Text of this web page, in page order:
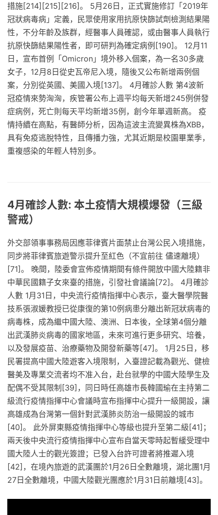
措施[214][215][216]。 5月26日，正式實施修訂「2019年
冠狀病毒病」定義，民眾使用家用抗原快篩試劑檢測結果陽
性，不分年齡及族群，經醫事人員確認，或由醫事人員執行
抗原快篩結果陽性者，即可研判為確定病例[190]。 12月11
日，宣布首例「Omicron」境外移入個案，為一名30多歲
女子，12月8日從史瓦帝尼入境，隨後又公布新增兩例個
案，分別從英國、美國入境[137]。 4月確診人數 第4波新
冠疫情來勢洶洶，疾管署公布上週平均每天新增245例併發
症病例，死亡則每天平均新增35例，創今年單週新高。 疫
情持續在高點，有醫師分析，因為這波主流變異株為XBB，
具有免疫逃脫特性，且傳播力強，尤其近期是校園畢業季，
重複感染的年輕人特別多。
4月確診人數: 本土疫情大規模爆發（三級
警戒）
外交部領事事務局因應菲律賓片面禁止台灣公民入境措施，
同步將菲律賓旅遊警示提升至紅色（不宜前往 儘速離境）
[71]。 晚間，陸委會宣佈疫情期間有條件開放中國大陸籍非
中華民國籍子女來臺的措施，引發社會議論[72]。 4月確診
人數 1月31日，中央流行疫情指揮中心表示，臺大醫學院醫
技系張淑媛教授已從康復的第10例病患分離出新冠狀病毒的
病毒株，成為繼中國大陸、澳洲、日本後，全球第4個分離
出武漢肺炎病毒的國家地區，未來可進行更多研究、培養，
以及發展疫苗、治療藥物及開發新藥等[47]。 1月25日，移
民署提高中國大陸遊客入境限制，入臺證記載為觀光、健檢
醫美及專業交流者均不准入台，赴台就學的中國大陸學生及
配偶不受其限制[39]，同日時任高雄市長韓國瑜在主持第二
級流行疫情指揮中心會議時宣布指揮中心提升一級開設，讓
高雄成為台灣第一個針對武漢肺炎防治一級開設的城市
[40]。 此外屏東縣疫情指揮中心等級也提升至第二級[41]；
兩天後中央流行疫情指揮中心宣布自當天零時起暫緩受理中
國大陸人士的觀光簽證；已發入台許可證者將推遲入境
[42]，在境內旅遊的武漢團於1月26日全數離境，湖北團1月
27日全數離境，中國大陸觀光團應於1月31日前離境[43]。